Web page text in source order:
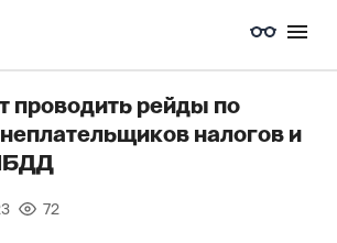
проводить рейды по
налогов и
72